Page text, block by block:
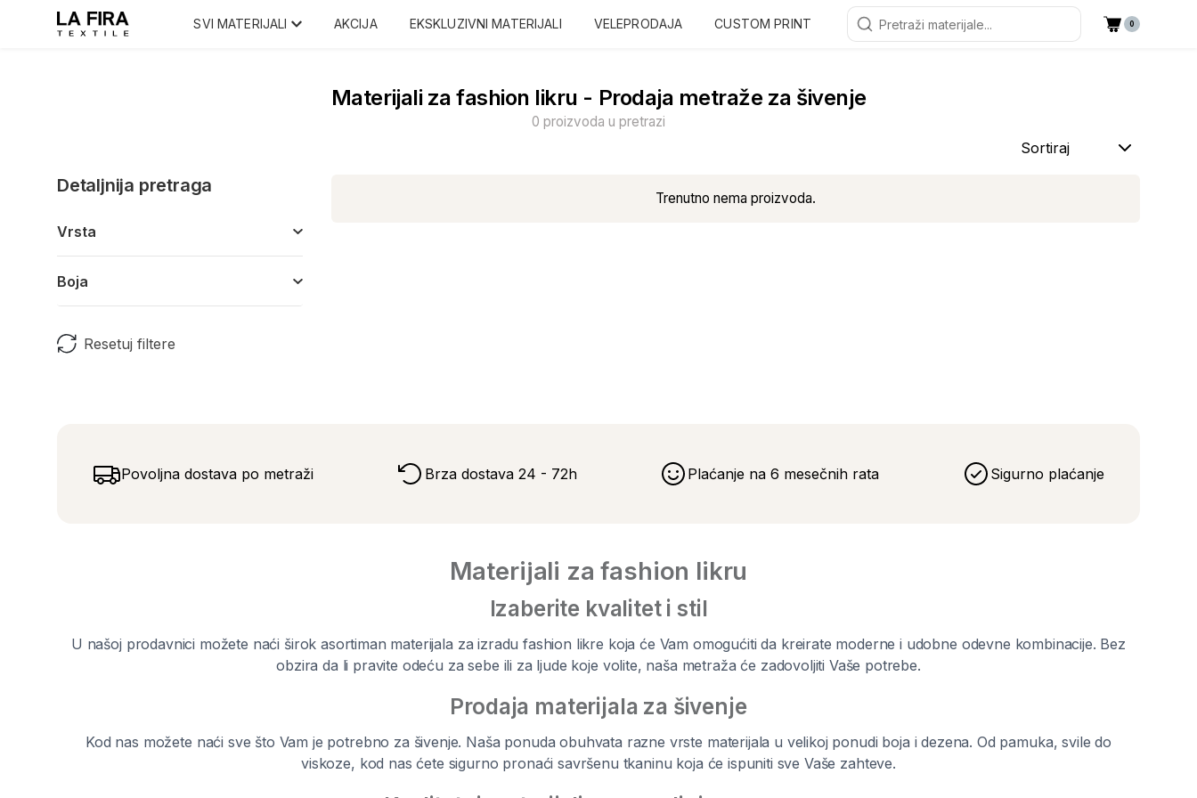
SVI MATERIJALI AKCIJA EKSKLUZIVNI MATERIJALI VELEPRODAJA CUSTOM PRINT 0
Materijali za fashion likru - Prodaja metraže za šivenje
0 proizvoda u pretrazi
Sortiraj
Detaljnija pretraga
Vrsta
Boja
Resetuj filtere
Trenutno nema proizvoda.
Povoljna dostava po metraži Brza dostava 24 - 72h Plaćanje na 6 mesečnih rata Sigurno plaćanje
Materijali za fashion likru
Izaberite kvalitet i stil
U našoj prodavnici možete naći širok asortiman materijala za izradu fashion likre koja će Vam omogućiti da kreirate moderne i udobne odevne kombinacije. Bez
obzira da li pravite odeću za sebe ili za ljude koje volite, naša metraža će zadovoljiti Vaše potrebe.
Prodaja materijala za šivenje
Kod nas možete naći sve što Vam je potrebno za šivenje. Naša ponuda obuhvata razne vrste materijala u velikoj ponudi boja i dezena. Od pamuka, svile do
viskoze, kod nas ćete sigurno pronaći savršenu tkaninu koja će ispuniti sve Vaše zahteve.